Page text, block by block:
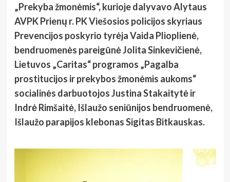
„Prekyba žmonėmis“, kurioje dalyvavo Alytaus
AVPK Prienų r. PK Viešosios policijos skyriaus
Prevencijos poskyrio tyrėja Vaida Plioplienė,
bendruomenės pareigūnė Jolita Sinkevičienė,
Lietuvos „Caritas“ programos „Pagalba
prostitucijos ir prekybos žmonėmis aukoms“
socialinės darbuotojos Justina Stakaitytė ir
Indrė Rimšaitė, Išlaužo seniūnijos bendruomenė,
Išlaužo parapijos klebonas Sigitas Bitkauskas.